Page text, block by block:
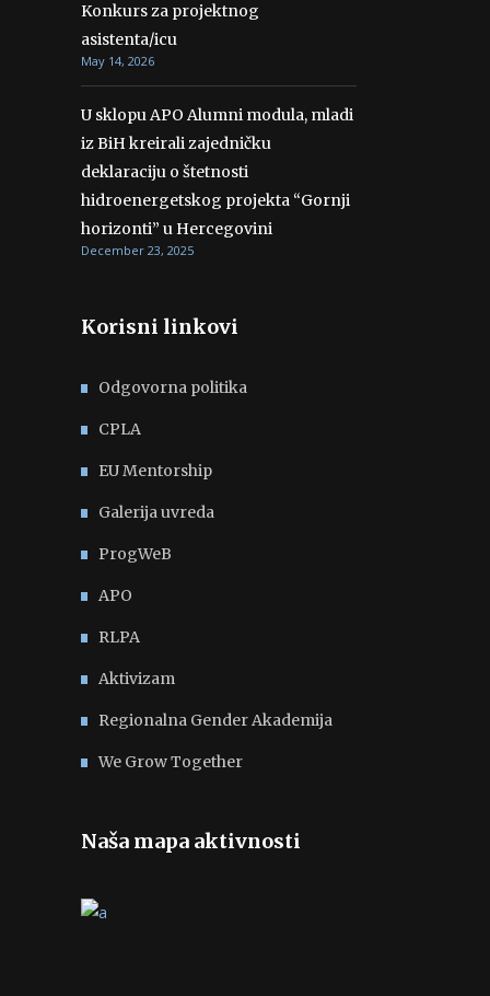
Konkurs za projektnog
asistenta/icu
May 14, 2026
U sklopu APO Alumni modula, mladi
iz BiH kreirali zajedničku
deklaraciju o štetnosti
hidroenergetskog projekta “Gornji
horizonti” u Hercegovini
December 23, 2025
Korisni linkovi
Odgovorna politika
CPLA
EU Mentorship
Galerija uvreda
ProgWeB
APO
RLPA
Aktivizam
Regionalna Gender Akademija
We Grow Together
Naša mapa aktivnosti